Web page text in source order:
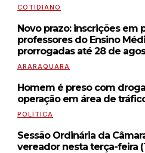
COTIDIANO
Novo prazo: inscrições em
professores do Ensino
prorrogadas até 28 de
ARARAQUARA
Homem é preso com
operação em área de
POLÍTICA
Sessão Ordinária da
vereador nesta terça-feira